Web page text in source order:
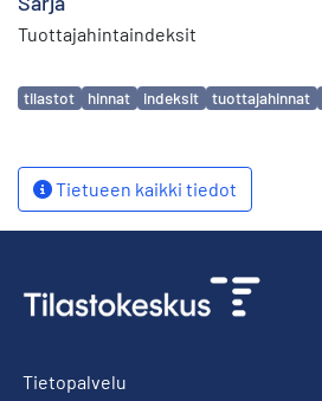
Tuottajahintaindeksit
Avainsanat
tilastot hinnat indeksit tuottajahinnat
Tietueen kaikki tiedot
Tietopalvelu